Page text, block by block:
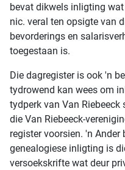
bevat dikwels inligting
nic. veral ten opsigte van
bevorderings en
toegestaan is.
Die dagregister is ook 'n
tydrowend kan wees om
tydperk van Van
die Van Riebeeck-
register voorsien. 'n
genealogiese inligting is
versoekskrifte wat deur